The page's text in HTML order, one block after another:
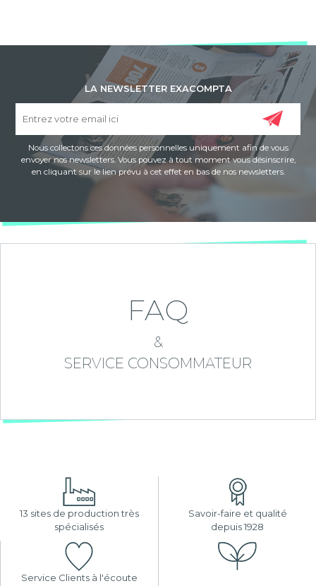
LA NEWSLETTER EXACOMPTA
Nous collectons ces données personnelles uniquement afin de vous
envoyer nos newsletters. Vous pouvez à tout moment vous désinscrire,
en cliquant sur le lien prévu à cet effet en bas de nos newsletters.
FAQ
&
SERVICE CONSOMMATEUR
13 sites de production très
spécialisés
Savoir-faire et qualité
depuis 1928
Service Clients à l'écoute